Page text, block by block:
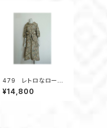
479 レトロなロール
カラーワンピース 大
島紬 ベージュ系 花
¥14,800